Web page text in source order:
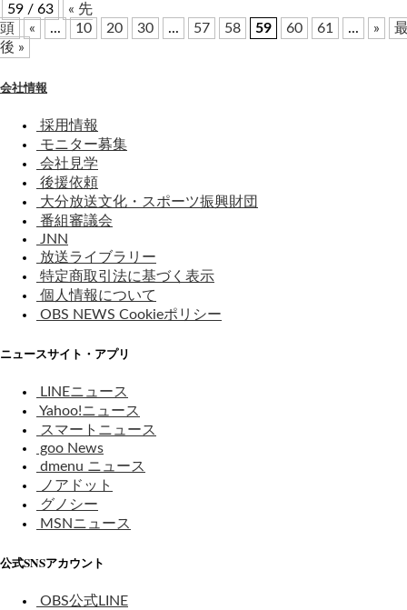
59 / 63
« 先
頭
« ... 10 20 30 ... 57 58 59 60 61 ... »
後 »
会社情報
採用情報
モニター募集
会社見学
後援依頼
大分放送文化・スポーツ振興財団
番組審議会
JNN
放送ライブラリー
特定商取引法に基づく表示
個人情報について
OBS NEWS Cookieポリシー
ニュースサイト・アプリ
LINEニュース
Yahoo!ニュース
スマートニュース
goo News
dmenu ニュース
ノアドット
グノシー
MSNニュース
公式SNSアカウント
OBS公式LINE